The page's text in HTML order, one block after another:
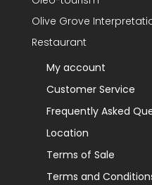
Olive Grove
Restaurant
My account
Customer Service
Frequently Asked
Location
Terms of Sale
Terms and